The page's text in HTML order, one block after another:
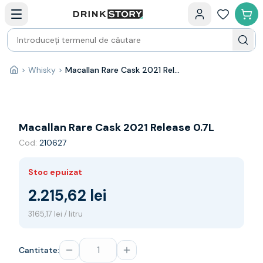
Bauturi fine — selectie
Produse Noi
Cosuri cadou
Pachete & Cadouri
Vin
Franta
Spania
Australia
Germania
Noua Zeelanda
Prosecco
Acasă
> Whisky > Macallan Rare Cask 2021 Release 0.7L
Macallan Rare Cask 2021 Release 0.7L
Cod: 210627
Stoc epuizat
2.215,62 lei
3165,17 lei / litru
Cantitate: